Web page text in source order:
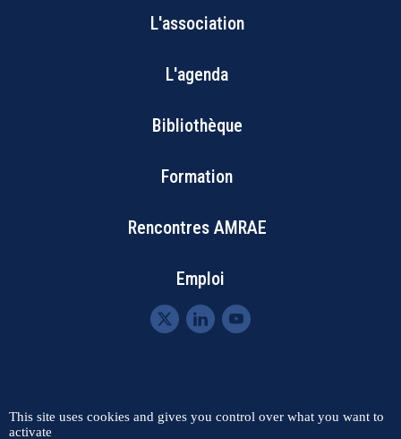
Bottom
Footer
Menu
L'association
L'agenda
Bibliothèque
Formation
Rencontres AMRAE
Emploi
MenuContact
Plan du site
This site uses cookies and gives you control over what you want to
activate